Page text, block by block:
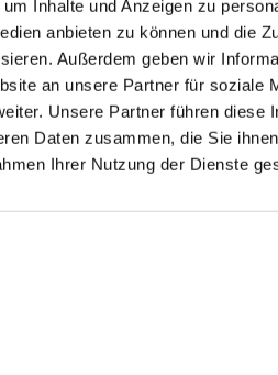
Inhalte und Anzeigen zu
anbieten zu können und die
Außerdem geben wir
an unsere Partner für soziale
Unsere Partner führen diese
Daten zusammen, die Sie
Ihrer Nutzung der Dienste
Dauermagnet
2 Ausführungen